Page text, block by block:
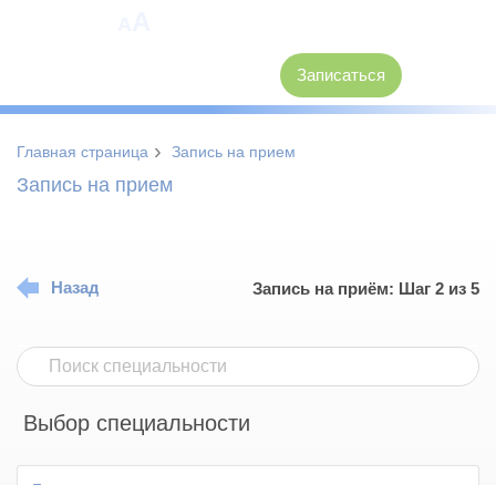
Записаться
Главная страница › Запись на прием
Запись на прием
Назад Запись на приём: Шаг 2 из 5
Выбор специальности